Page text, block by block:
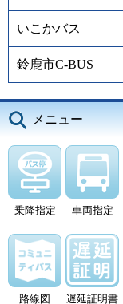
いこかバス
鈴鹿市C-BUS
メニュー
乗降指定 車両指定
路線図 遅延証明書